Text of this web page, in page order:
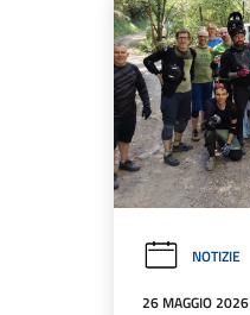
NOTIZIE
26 MAGGIO 2026